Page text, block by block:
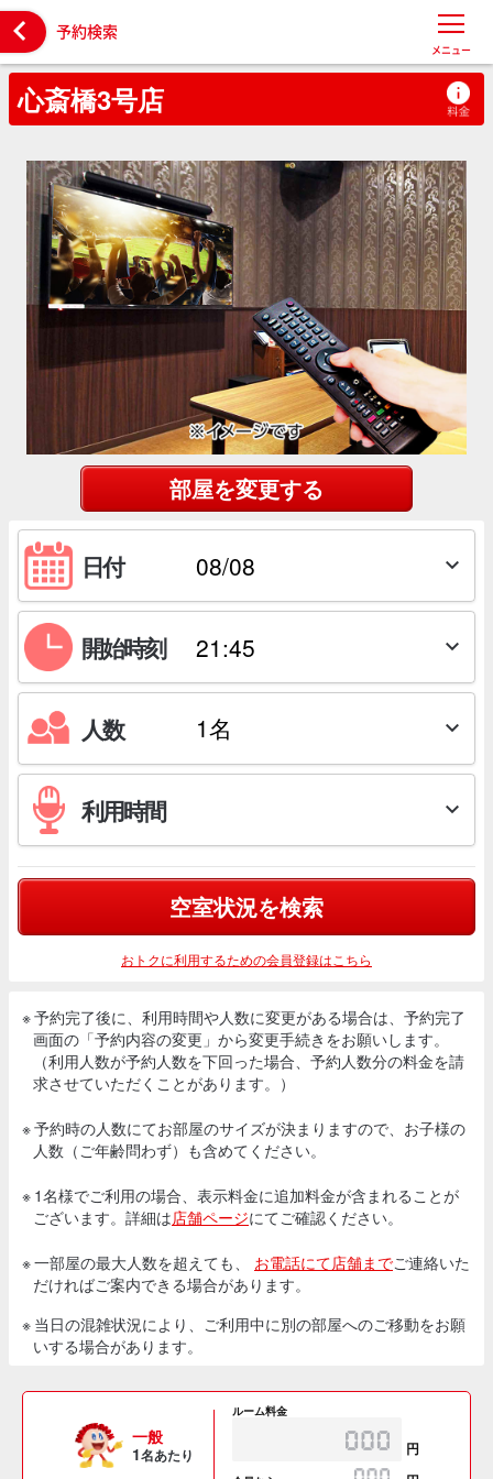
 予約検索
メニュー
心斎橋3号店
部屋を変更する
日付 
開始時刻 
人数 
利用時間 
空室状況を検索
おトクに利用するための会員登録はこちら
※ 予約完了後に、利用時間や人数に変更がある場合は、予約完了
画面の「予約内容の変更」から変更手続きをお願いします。
（利用人数が予約人数を下回った場合、予約人数分の料金を請
求させていただくことがあります。）
※ 予約時の人数にてお部屋のサイズが決まりますので、お子様の
人数（ご年齢問わず）も含めてください。
※ 1名様でご利用の場合、表示料金に追加料金が含まれることが
ございます。詳細は店舗ページにてご確認ください。
※ 一部屋の最大人数を超えても、 お電話にて店舗までご連絡いた
だければご案内できる場合があります。
※ 当日の混雑状況により、ご利用中に別の部屋へのご移動をお願
いする場合があります。
一般
1名あたり
ルーム料金
円